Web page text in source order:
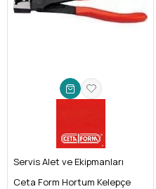
Servis Alet ve Ekipmanları
Ceta Form Hortum Kelepçe